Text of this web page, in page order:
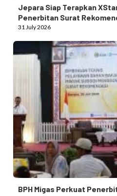
Jepara Siap Terapkan
Penerbitan Surat
31 July 2026
BPH Migas Perkuat